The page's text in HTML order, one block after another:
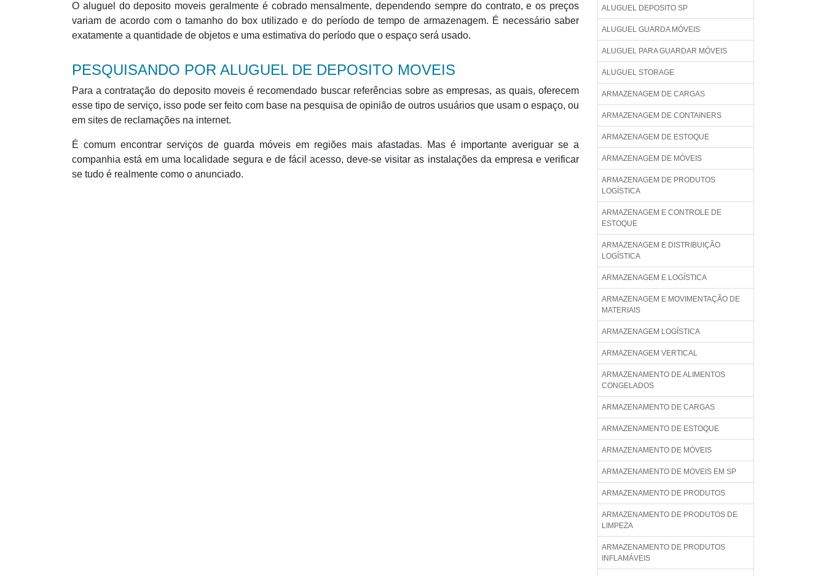
O aluguel do deposito moveis geralmente é cobrado mensalmente, dependendo sempre do contrato, e os preços
variam de acordo com o tamanho do box utilizado e do período de tempo de armazenagem. É necessário saber
exatamente a quantidade de objetos e uma estimativa do período que o espaço será usado.
PESQUISANDO POR ALUGUEL DE DEPOSITO MOVEIS
Para a contratação do deposito moveis é recomendado buscar referências sobre as empresas, as quais, oferecem
esse tipo de serviço, isso pode ser feito com base na pesquisa de opinião de outros usuários que usam o espaço, ou
em sites de reclamações na internet.
É comum encontrar serviços de guarda móveis em regiões mais afastadas. Mas é importante averiguar se a
companhia está em uma localidade segura e de fácil acesso, deve-se visitar as instalações da empresa e verificar
se tudo é realmente como o anunciado.
ALUGUEL DEPOSITO SP
ALUGUEL GUARDA MÓVEIS
ALUGUEL PARA GUARDAR MÓVEIS
ALUGUEL STORAGE
ARMAZENAGEM DE CARGAS
ARMAZENAGEM DE CONTAINERS
ARMAZENAGEM DE ESTOQUE
ARMAZENAGEM DE MÓVEIS
ARMAZENAGEM DE PRODUTOS
LOGÍSTICA
ARMAZENAGEM E CONTROLE DE
ESTOQUE
ARMAZENAGEM E DISTRIBUIÇÃO
LOGÍSTICA
ARMAZENAGEM E LOGÍSTICA
ARMAZENAGEM E MOVIMENTAÇÃO DE
MATERIAIS
ARMAZENAGEM LOGÍSTICA
ARMAZENAGEM VERTICAL
ARMAZENAMENTO DE ALIMENTOS
CONGELADOS
ARMAZENAMENTO DE CARGAS
ARMAZENAMENTO DE ESTOQUE
ARMAZENAMENTO DE MÓVEIS
ARMAZENAMENTO DE MOVEIS EM SP
ARMAZENAMENTO DE PRODUTOS
ARMAZENAMENTO DE PRODUTOS DE
LIMPEZA
ARMAZENAMENTO DE PRODUTOS
INFLAMÁVEIS